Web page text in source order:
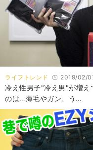
ライフトレンド 2019/02/
冷え性男子"冷え男"が増え
のは…薄毛やガン、う…